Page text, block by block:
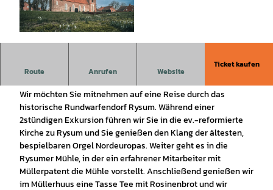
Route Anrufen Website
Ticket kaufen
Ortsführung Rysum mit Kirchenführung, Orgelspiel und
Wir möchten Sie mitnehmen auf eine Reise durch das
historische Rundwarfendorf Rysum. Während einer
2stündigen Exkursion führen wir Sie in die ev.-reformierte
Kirche zu Rysum und Sie genießen den Klang der ältesten,
bespielbaren Orgel Nordeuropas. Weiter geht es in die
Rysumer Mühle, in der ein erfahrener Mitarbeiter mit
Müllerpatent die Mühle vorstellt. Anschließend genießen wir
im Müllerhuus eine Tasse Tee mit Rosinenbrot und wir